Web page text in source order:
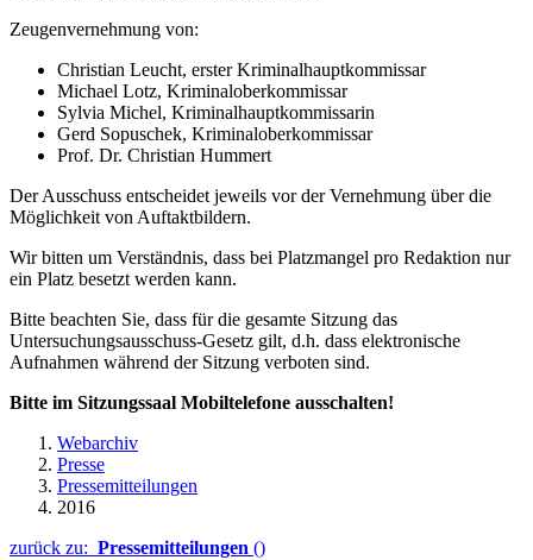
Zeugenvernehmung von:
Christian Leucht, erster Kriminalhauptkommissar
Michael Lotz, Kriminaloberkommissar
Sylvia Michel, Kriminalhauptkommissarin
Gerd Sopuschek, Kriminaloberkommissar
Prof. Dr. Christian Hummert
Der Ausschuss entscheidet jeweils vor der Vernehmung über die
Möglichkeit von Auftaktbildern.
Wir bitten um Verständnis, dass bei Platzmangel pro Redaktion nur
ein Platz besetzt werden kann.
Bitte beachten Sie, dass für die gesamte Sitzung das
Untersuchungsausschuss-Gesetz gilt, d.h. dass elektronische
Aufnahmen während der Sitzung verboten sind.
Bitte im Sitzungssaal Mobiltelefone ausschalten!
Webarchiv
Presse
Pressemitteilungen
2016
zurück zu: Pressemitteilungen ()